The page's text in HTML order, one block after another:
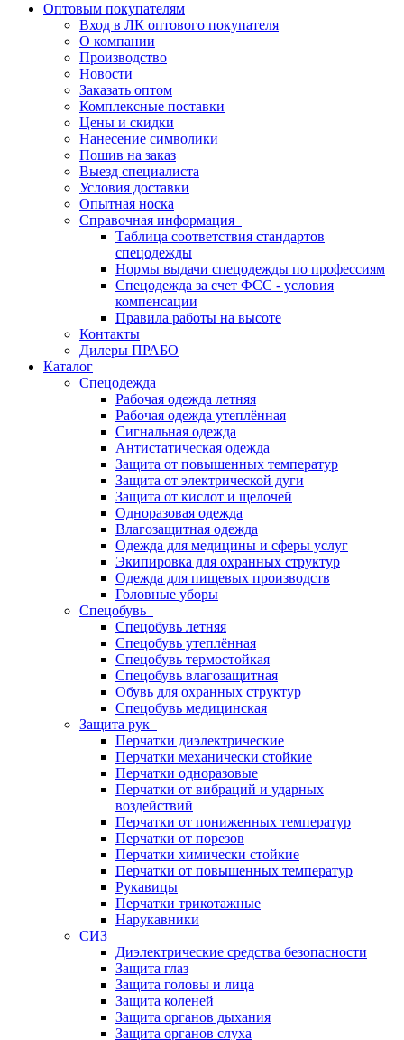
Оптовым покупателям
Вход в ЛК оптового покупателя
О компании
Производство
Новости
Заказать оптом
Комплексные поставки
Цены и скидки
Нанесение символики
Пошив на заказ
Выезд специалиста
Условия доставки
Опытная носка
Справочная информация
Таблица соответствия стандартов
спецодежды
Нормы выдачи спецодежды по профессиям
Спецодежда за счет ФСС - условия
компенсации
Правила работы на высоте
Контакты
Дилеры ПРАБО
Каталог
Спецодежда
Рабочая одежда летняя
Рабочая одежда утеплённая
Сигнальная одежда
Антистатическая одежда
Защита от повышенных температур
Защита от электрической дуги
Защита от кислот и щелочей
Одноразовая одежда
Влагозащитная одежда
Одежда для медицины и сферы услуг
Экипировка для охранных структур
Одежда для пищевых производств
Головные уборы
Спецобувь
Спецобувь летняя
Спецобувь утеплённая
Спецобувь термостойкая
Спецобувь влагозащитная
Обувь для охранных структур
Спецобувь медицинская
Защита рук
Перчатки диэлектрические
Перчатки механически стойкие
Перчатки одноразовые
Перчатки от вибраций и ударных
воздействий
Перчатки от пониженных температур
Перчатки от порезов
Перчатки химически стойкие
Перчатки от повышенных температур
Рукавицы
Перчатки трикотажные
Нарукавники
СИЗ
Диэлектрические средства безопасности
Защита глаз
Защита головы и лица
Защита коленей
Защита органов дыхания
Защита органов слуха